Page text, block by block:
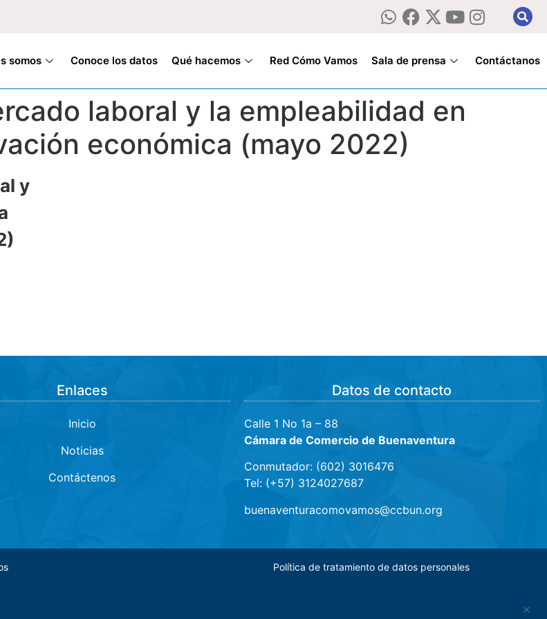
somos Conoce los datos Qué hacemos Red Cómo Vamos Sala de prensa Contáctanos
laboral y la empleabilidad en
económica (mayo 2022)
y
Enlaces
Inicio
Noticias
Contáctenos
Datos de contacto
Calle 1 No 1a – 88
Cámara de Comercio de Buenaventura
Conmutador: (602) 3016476
Tel: (+57) 3124027687
buenaventuracomovamos@ccbun.org
Política de tratamiento de datos personales
×